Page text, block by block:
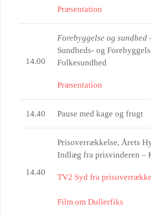
Præsentation
14.00
Forebyggelse og
Sundheds- og
Folkesundhed
Præsentation
14.40 Pause med kage og frugt
14.40
Prisoverrækkelse, Årets
Indlæg fra prisvinderen –
TV2 Syd fra
Film om Dullerfiks